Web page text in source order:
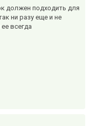
должен подходить для
ни разу еще и не
всегда